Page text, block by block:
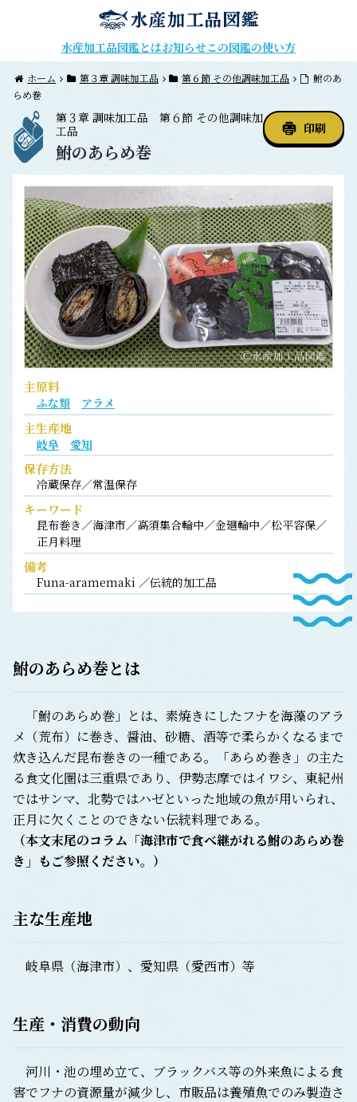
水産加工品図鑑とはお知らせこの図鑑の使い方
ホーム 第３章 調味加工品 第６節 その他調味加工品
鮒のあ
らめ巻
第３章 調味加工品 第６節 その他調味加
工品
鮒のあらめ巻
印刷
主原料
ふな類 アラメ
主生産地
岐阜 愛知
保存方法
冷蔵保存／常温保存
キーワード
昆布巻き／海津市／高須集合輪中／金廻輪中／松平容保／
正月料理
備考
Funa-aramemaki ／伝統的加工品
鮒のあらめ巻とは
「鮒のあらめ巻」とは、素焼きにしたフナを海藻のアラ
メ（荒布）に巻き、醤油、砂糖、酒等で柔らかくなるまで
炊き込んだ昆布巻きの一種である。「あらめ巻き」の主た
る食文化圏は三重県であり、伊勢志摩ではイワシ、東紀州
ではサンマ、北勢ではハゼといった地域の魚が用いられ、
正月に欠くことのできない伝統料理である。
（本文末尾のコラム「海津市で食べ継がれる鮒のあらめ巻
き」もご参照ください。）
主な生産地
岐阜県（海津市）、愛知県（愛西市）等
生産・消費の動向
河川・池の埋め立て、ブラックバス等の外来魚による食
害でフナの資源量が減少し、市販品は養殖魚でのみ製造さ